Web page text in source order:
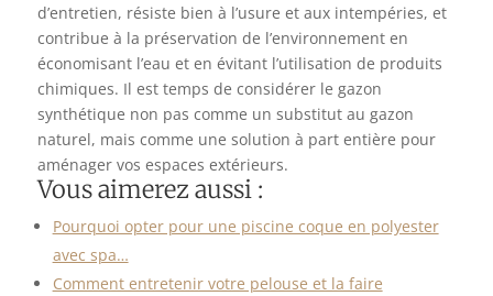
d’entretien, résiste bien à l’usure et aux intempéries, et
contribue à la préservation de l’environnement en
économisant l’eau et en évitant l’utilisation de produits
chimiques. Il est temps de considérer le gazon
synthétique non pas comme un substitut au gazon
naturel, mais comme une solution à part entière pour
aménager vos espaces extérieurs.
Vous aimerez aussi :
Pourquoi opter pour une piscine coque en polyester
avec spa…
Comment entretenir votre pelouse et la faire